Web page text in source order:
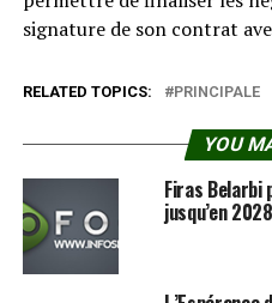
signature de son contrat
RELATED TOPICS: PRINCIPALE
YOU
Firas Belarbi
jusqu’en 2028